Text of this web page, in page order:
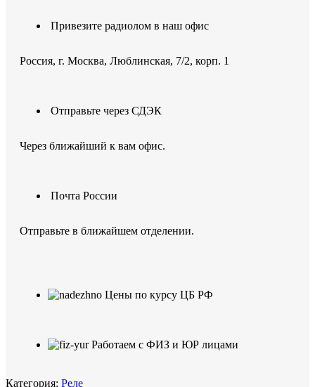
Привезите радиолом в наш офис
Россия, г. Москва, Люблинская, 7/2, корп. 1
Отправьте через СДЭК
Через ближайший к вам офис.
Почта России
Отправьте в ближайшем отделении.
Цены по курсу ЦБ РФ
Работаем с ФИЗ и ЮР лицами
Категория: Реле